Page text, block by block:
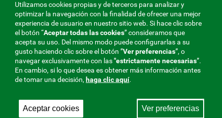
ti
MENÚ
REDES
SOCIALES
V20
Aviso legal|Privacidad
Mutua Colaboradora con la Seguridad Social, 275.
Utilizamos cookies propias y de terceros para analizar y
optimizar la navegación con la finalidad de ofrecer una mejor
experiencia de usuario en nuestro sitio web. Si hace clic sobre
el botón “Aceptar todas las cookies” consideramos que
acepta su uso. Del mismo modo puede configurarlas a su
gusto haciendo clic sobre el botón ”Ver preferencias”, o
navegar exclusivamente con las"estrictamentenecesarias”.
En cambio, si lo que desea es obtener más información antes
de tomar una decisión, haga clic aquí.
Aceptar cookies Ver preferencias